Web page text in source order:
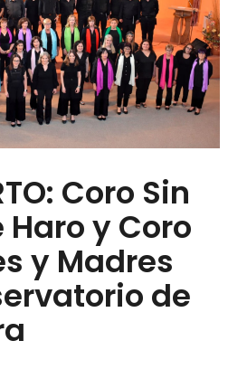
Coro Sin
Haro y Coro
y Madres
de